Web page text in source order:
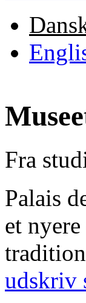
Fra
Palais
et
udskriv